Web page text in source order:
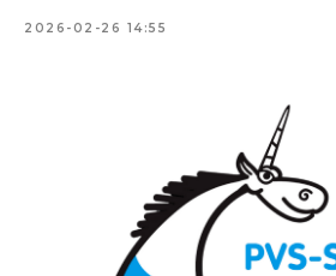
2026-02-26 14:55